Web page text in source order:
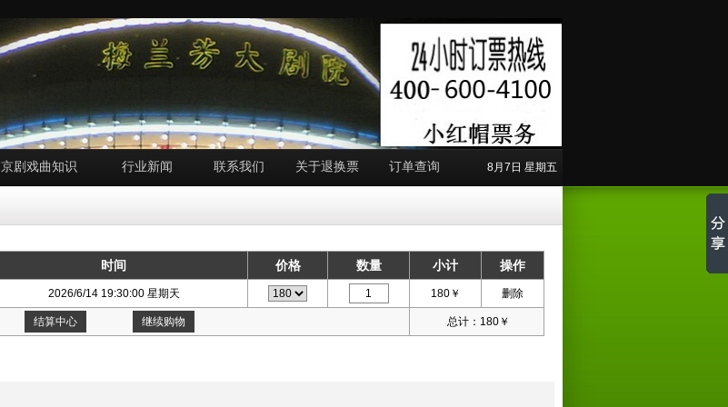
京剧戏曲知识 行业新闻 联系我们 关于退换票 订单查询 8月7日 星期五
时间 价格 数量 小计 操作
2026/6/14 19:30:00 星期天 180￥ 删除
结算中心 继续购物 总计： 180￥